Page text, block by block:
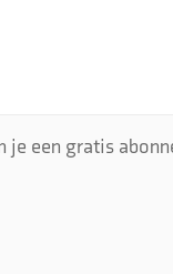
je een gratis